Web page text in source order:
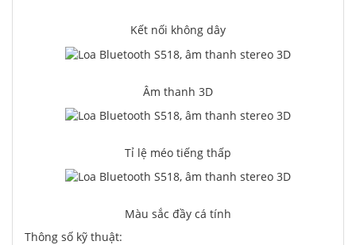
Kết nối không dây
Âm thanh 3D
Tỉ lệ méo tiếng thấp
Màu sắc đầy cá tính
Thông số kỹ thuật: